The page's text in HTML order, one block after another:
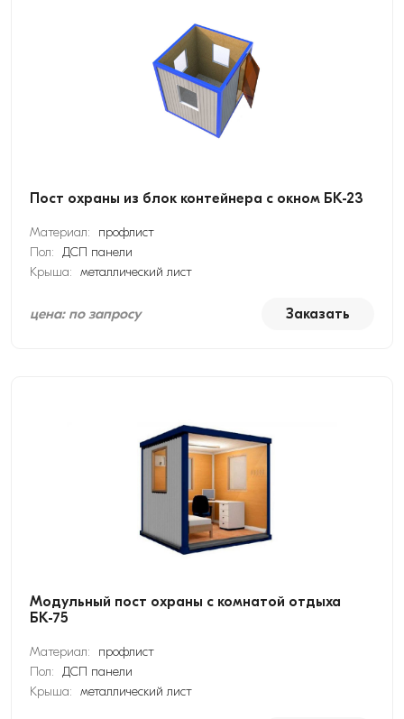
Пост охраны из блок контейнера с окном БК-23
Материал:
профлист
Пол: ДСП панели
Крыша: металлический лист
цена: по запросу Заказать
Модульный пост охраны с комнатой отдыха
БК-75
Материал:
профлист
Пол: ДСП панели
Крыша: металлический лист